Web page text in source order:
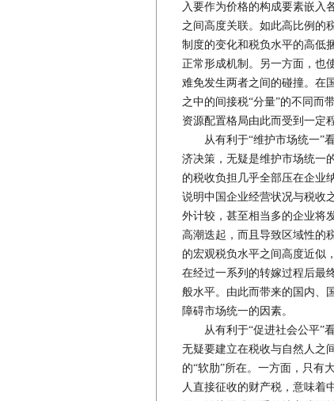
入要作为价格的构成要素嵌入
之间高度关联。如此高比例的
制度的变化和税负水平的高低
正常形成机制。另一方面，也
难免发生两者之间的碰撞。在
之中的间接税“分量”的不同而
资源配置格局由此而受到一定
从有利于“维护市场统一”看
济决策，无疑是维护市场统一
的税收负担几乎全部压在企业
说明中国企业经营状况与税收
外计较，甚至相当多的企业将
高潮迭起，而且导致区域性的
的宏观税负水平之间高度近似
在经过一系列的转嫁过程后最
般水平。由此而带来的国内、
障碍市场统一的因素。
从有利于“促进社会公平”看
无疑要建立在税收与自然人之
的“软肋”所在。一方面，只有
人直接征收的财产税，意味着